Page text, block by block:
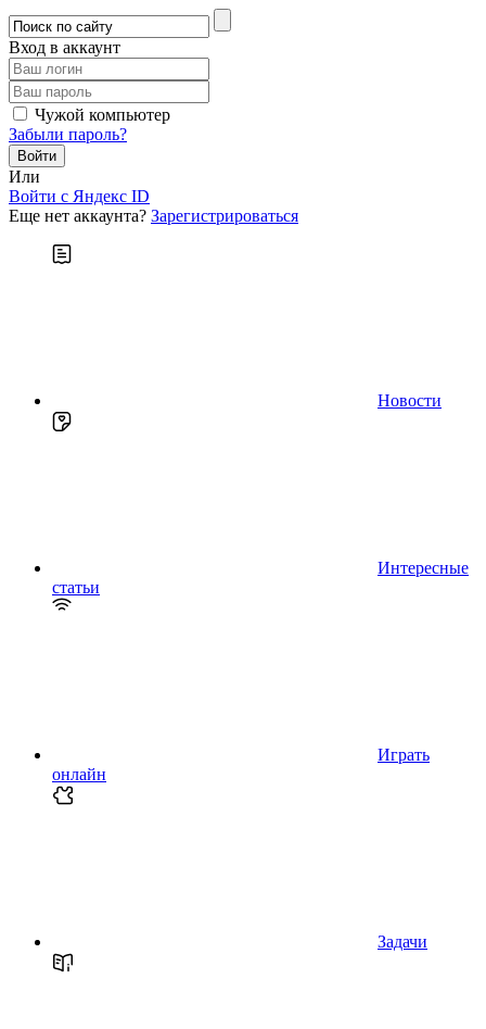
Вход в аккаунт
Чужой компьютер
Забыли пароль?
Или
Войти c Яндекс ID
Еще нет аккаунта? Зарегистрироваться
Новости
Интересные
статьи
Играть
онлайн
Задачи